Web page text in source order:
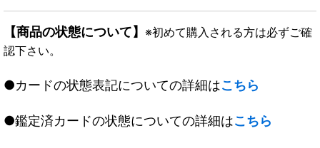
【商品の状態について】 ※初めて購入される方は必ずご確
認下さい。
●カードの状態表記についての詳細はこちら
●鑑定済カードの状態についての詳細はこちら